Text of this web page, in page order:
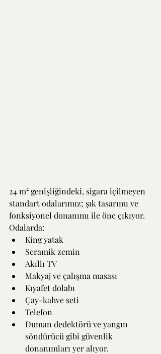
24 m² genişliğindeki, sigara içilmeyen
standart odalarımız; şık tasarımı ve
fonksiyonel donanımı ile öne çıkıyor.
Odalarda:
King yatak
Seramik zemin
Akıllı TV
Makyaj ve çalışma masası
Kıyafet dolabı
Çay-kahve seti
Telefon
Duman dedektörü ve yangın
söndürücü gibi güvenlik
donanımları yer alıyor.